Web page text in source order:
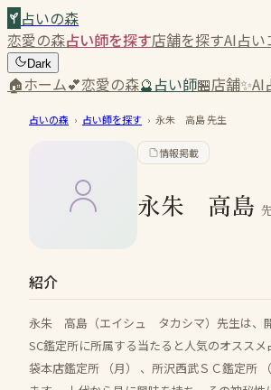
占いの森
恋愛の森占い師を探す店舗を探すAI占い
Dark
🏠ホーム💕恋愛の森🔮占い師🏪店舗✨AI
占いの森 › 占い師を探す › 永朱 高島先生
情報掲載
永朱 高島
紹介
永朱 高島（エイシュ タカシマ）先生は、
SC鑑定所に所属する当たると人気のオスス
袋本店鑑定所 （月） 、所沢西武ＳＣ鑑定所